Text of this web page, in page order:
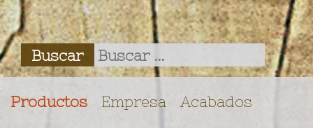
Productos Empresa Acabados